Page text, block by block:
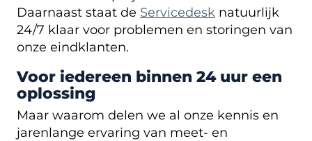
Daarnaast staat de Servicedesk natuurlijk
24/7 klaar voor problemen en storingen van
onze eindklanten.
Voor iedereen binnen 24 uur een
oplossing
Maar waarom delen we al onze kennis en
jarenlange ervaring van meet- en